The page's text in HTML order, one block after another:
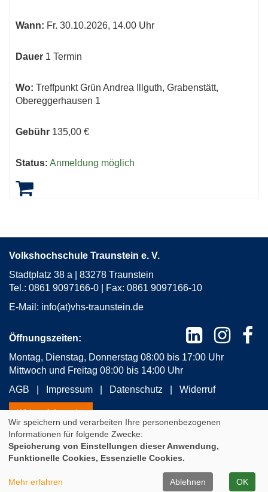
Wann: Fr. 30.10.2026, 14.00 Uhr
Dauer 1 Termin
Wo: Treffpunkt Grün Andrea Illguth, Grabenstätt,
Obereggerhausen 1
Gebühr 135,00 €
Status: Anmeldung möglich
Volkshochschule Traunstein e. V.
Stadtplatz 38 a | 83278 Traunstein
Tel.: 0861 9097166-0 | Fax: 0861 9097166-10
E-Mail: info(at)vhs-traunstein.de
Öffnungszeiten:
Montag, Dienstag, Donnerstag 08:00 bis 17:00 Uhr
Mittwoch und Freitag 08:00 bis 14:00 Uhr
AGB
Impressum Datenschutz Widerruf
Widerrufsformular
Cookie Einstellungen
Kontrast
Wir speichern und verarbeiten Ihre personenbezogenen
Informationen für folgende Zwecke:
Speicherung von Einstellungen dieser Anwendung,
Funktionelle Cookies, Essenzielle Cookies.
Mehr erfahren Ablehnen OK